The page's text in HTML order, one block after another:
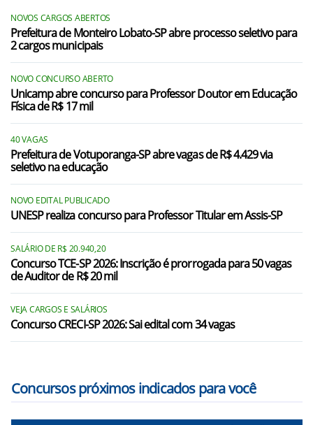
Estrela do Norte/SP
Flora Rica/SP
Indiana/SP
Irapuru/SP
Junqueirópolis/SP
Marabá Paulista/SP
Mariápolis/SP
Martinópolis/SP
Mirante do Paranapanema/SP
Narandiba/SP
Ouro Verde/SP
Piquerobi/SP
NOVOS CARGOS ABERTOS
Prefeitura de Monteiro Lobato-SP abre processo seletivo para
2 cargos municipais
NOVO CONCURSO ABERTO
Unicamp abre concurso para Professor Doutor em Educação
Física de R$ 17 mil
40 VAGAS
Prefeitura de Votuporanga-SP abre vagas de R$ 4.429 via
seletivo na educação
NOVO EDITAL PUBLICADO
UNESP realiza concurso para Professor Titular em Assis-SP
SALÁRIO DE R$ 20.940,20
Concurso TCE-SP 2026: Inscrição é prorrogada para 50 vagas
de Auditor de R$ 20 mil
VEJA CARGOS E SALÁRIOS
Concurso CRECI-SP 2026: Sai edital com 34 vagas
Concursos próximos indicados para você